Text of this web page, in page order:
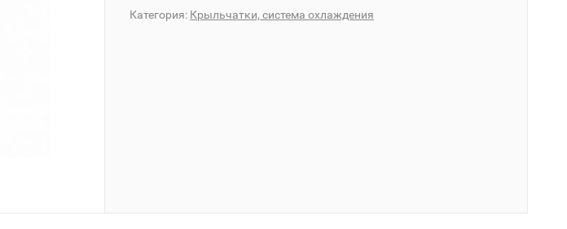
Категория: Крыльчатки, система охлаждения